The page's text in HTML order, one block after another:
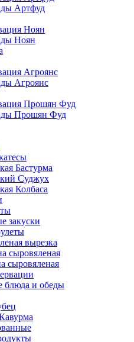
Артфуд
Ноян
Ноян
Агроянс
Агроянс
Прошян Фуд
Прошян Фуд
Бастурма
Суджух
Колбаса
закуски
вырезка
сыровяленая
сыровяленая
блюда и обеды